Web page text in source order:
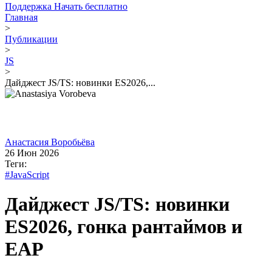
Поддержка Начать бесплатно
Главная
>
Публикации
>
JS
>
Дайджест JS/TS: новинки ES2026,...
Анастасия Воробьёва
26 Июн 2026
Теги:
#JavaScript
Дайджест JS/TS: новинки
ES2026, гонка рантаймов и
EAP